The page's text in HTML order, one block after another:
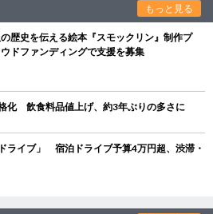
もっと見る
歴史を伝える絵本『スモックリン』制作プ
ドファンディングで支援を募集
化 飲食料品値上げ、約3年ぶりの多さに
ライブ」 宿泊ドライブ予算4万円超、渋滞・